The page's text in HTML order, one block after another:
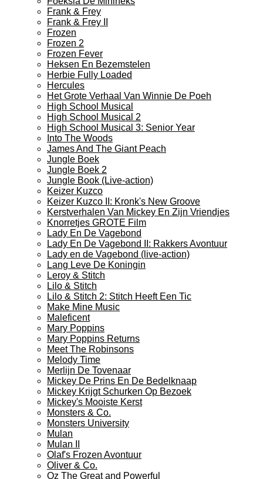
Frank & Frey
Frank & Frey II
Frozen
Frozen 2
Frozen Fever
Heksen En Bezemstelen
Herbie Fully Loaded
Hercules
Het Grote Verhaal Van Winnie De Poeh
High School Musical
High School Musical 2
High School Musical 3: Senior Year
Into The Woods
James And The Giant Peach
Jungle Boek
Jungle Boek 2
Jungle Book (Live-action)
Keizer Kuzco
Keizer Kuzco II: Kronk's New Groove
Kerstverhalen Van Mickey En Zijn Vriendjes
Knorretjes GROTE Film
Lady En De Vagebond
Lady En De Vagebond II: Rakkers Avontuur
Lady en de Vagebond (live-action)
Lang Leve De Koningin
Leroy & Stitch
Lilo & Stitch
Lilo & Stitch 2: Stitch Heeft Een Tic
Make Mine Music
Maleficent
Mary Poppins
Mary Poppins Returns
Meet The Robinsons
Melody Time
Merlijn De Tovenaar
Mickey De Prins En De Bedelknaap
Mickey Krijgt Schurken Op Bezoek
Mickey's Mooiste Kerst
Monsters & Co.
Monsters University
Mulan
Mulan II
Olaf's Frozen Avontuur
Oliver & Co.
Oz The Great and Powerful